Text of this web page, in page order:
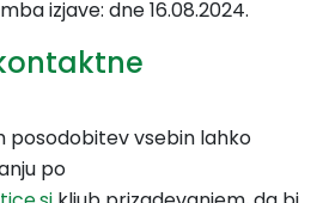
izjave: dne 16.08.2024.
posodobitev vsebin lahko
po